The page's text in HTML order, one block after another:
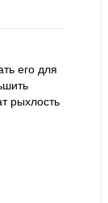
его для
рыхлость